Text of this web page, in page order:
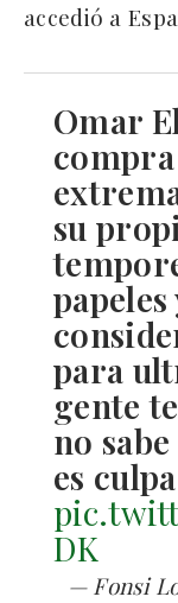
accedió a
Omar
su
para
gente
no
es
DK
— Fonsi